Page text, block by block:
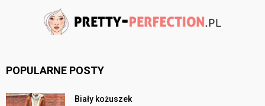
POPULARNE POSTY
Biały kożuszek